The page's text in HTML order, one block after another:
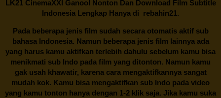
LK21 CinemaXXI Ganool Nonton Dan Download Film Subtitle
Indonesia Lengkap Hanya di rebahin21.
Pada beberapa jenis film sudah secara otomatis aktif sub
bahasa Indonesia. Namun beberapa jenis film lainnya ada
yang harus kamu aktifkan terlebih dahulu sebelum kamu bisa
menikmati sub Indo pada film yang ditonton. Namun kamu
gak usah khawatir, karena cara mengaktifkannya sangat
mudah kok. Kamu bisa mengaktifkan sub Indo pada video
yang kamu tonton hanya dengan 1-2 klik saja. Jika kamu suka